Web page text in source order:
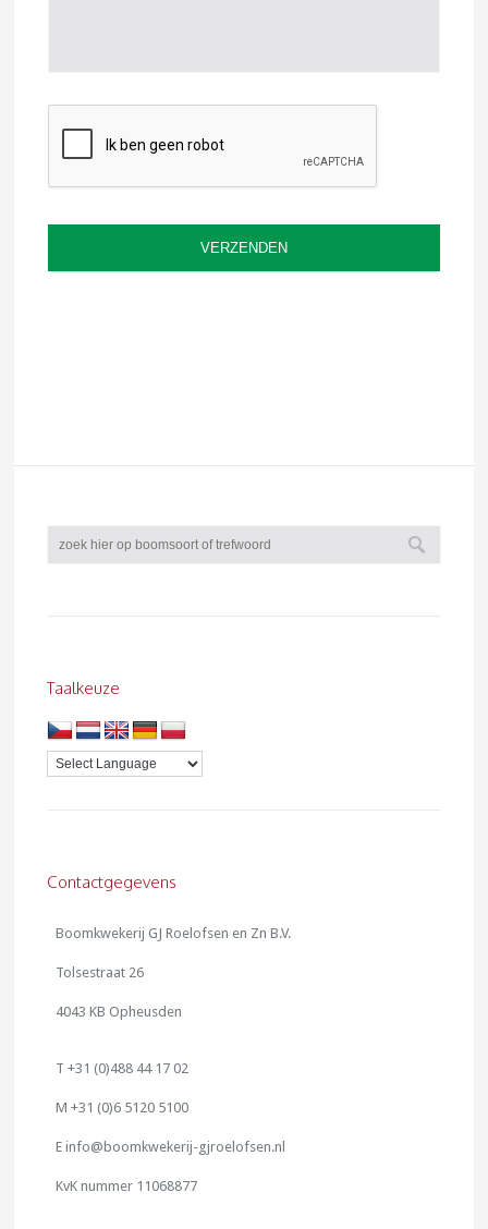
Taalkeuze
Contactgegevens
Boomkwekerij GJ Roelofsen en Zn B.V.
Tolsestraat 26
4043 KB Opheusden
T +31 (0)488 44 17 02
M +31 (0)6 5120 5100
E info@boomkwekerij-gjroelofsen.nl
KvK nummer 11068877